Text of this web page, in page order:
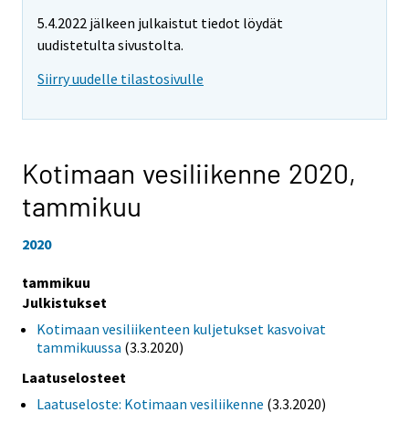
5.4.2022 jälkeen julkaistut tiedot löydät
uudistetulta sivustolta.
Siirry uudelle tilastosivulle
Kotimaan vesiliikenne 2020,
tammikuu
2020
tammikuu
Julkistukset
Kotimaan vesiliikenteen kuljetukset kasvoivat
tammikuussa (3.3.2020)
Laatuselosteet
Laatuseloste: Kotimaan vesiliikenne (3.3.2020)